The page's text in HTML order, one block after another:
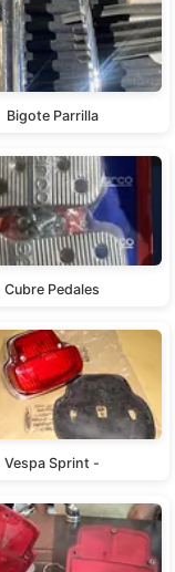
Bigote Parrilla
Cubre Pedales
Vespa Sprint -